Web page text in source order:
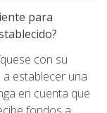
para
con su
establecer una
en cuenta que